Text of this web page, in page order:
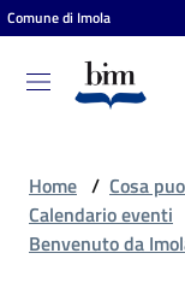
Vai al contenuto
Vai alla navigazione
Vai al footer
Comune di Imola
Biblioteca
comunale
Home / Cosa
Calendario eventi
Benvenuto da